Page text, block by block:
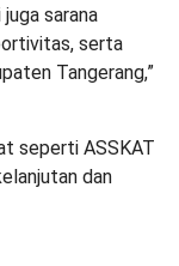
sarana
serta
Tangerang,”
seperti ASSKAT
dan